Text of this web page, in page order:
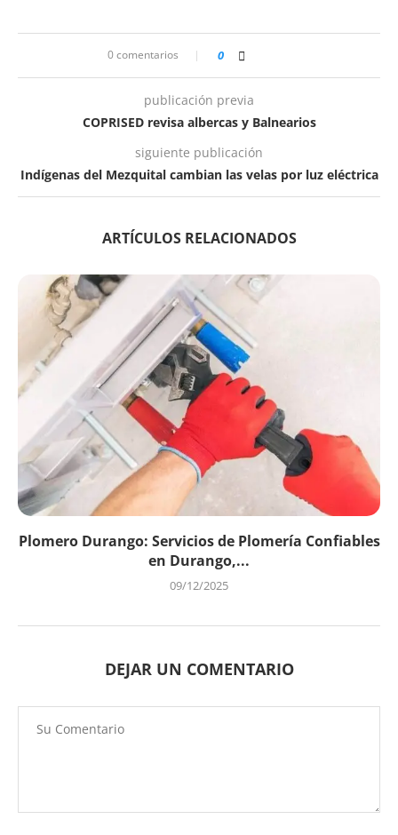
0 comentarios 0
publicación previa
COPRISED revisa albercas y Balnearios
siguiente publicación
Indígenas del Mezquital cambian las velas por luz eléctrica
ARTÍCULOS RELACIONADOS
Plomero Durango: Servicios de Plomería Confiables
en Durango,...
09/12/2025
DEJAR UN COMENTARIO